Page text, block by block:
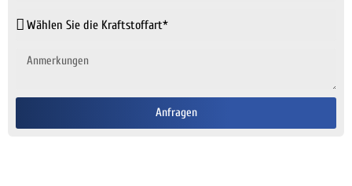
Anfragen